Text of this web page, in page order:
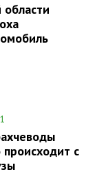
области
происходит с